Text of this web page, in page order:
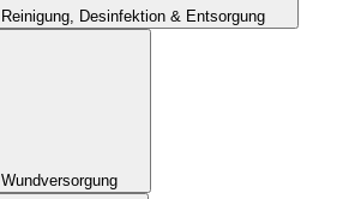
Reinigung, Desinfektion & Entsorgung
Wundversorgung